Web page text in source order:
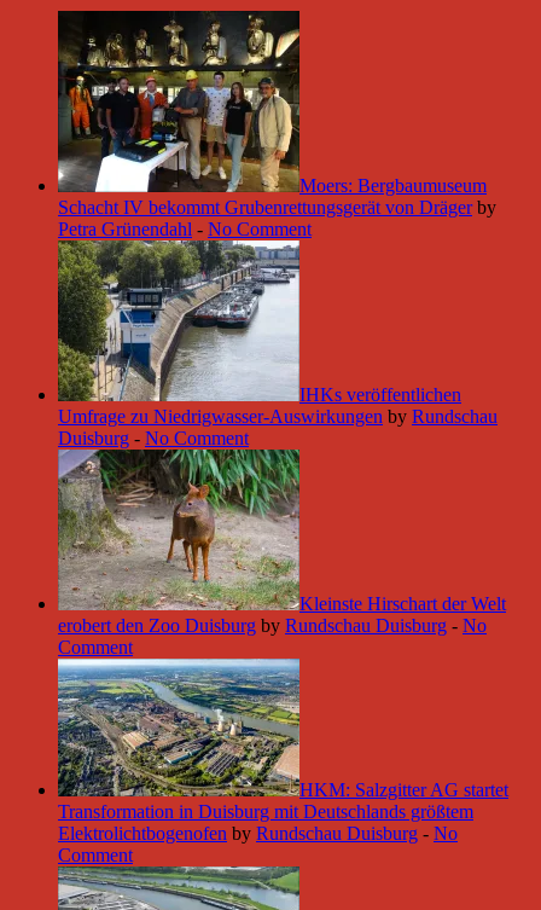
Moers: Bergbaumuseum
Schacht IV bekommt Grubenrettungsgerät von Dräger by
Petra Grünendahl - No Comment
IHKs veröffentlichen
Umfrage zu Niedrigwasser-Auswirkungen by Rundschau
Duisburg - No Comment
Kleinste Hirschart der Welt
erobert den Zoo Duisburg by Rundschau Duisburg - No
Comment
HKM: Salzgitter AG startet
Transformation in Duisburg mit Deutschlands größtem
Elektrolichtbogenofen by Rundschau Duisburg - No
Comment